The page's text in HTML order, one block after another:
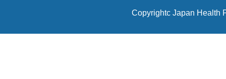
Copyrightc Japan Health